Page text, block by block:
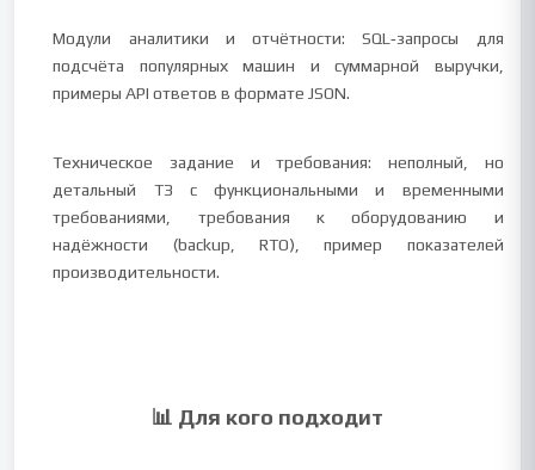
Модули аналитики и отчётности: SQL‑запросы для
подсчёта популярных машин и суммарной выручки,
примеры API ответов в формате JSON.
Техническое задание и требования: неполный, но
детальный ТЗ с функциональными и временными
требованиями, требования к оборудованию и
надёжности (backup, RTO), пример показателей
производительности.
📊 Для кого подходит